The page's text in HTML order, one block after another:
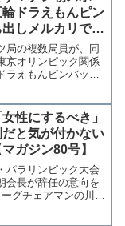
義を...
ドラえもんピン
しメルカリで高
ブ事件に続く不
局の複数局員が、同
京オリンピック関係
えもんピンバッジ
ている。「回収を
ポーツ...
性にするべき」
と気が付かない
ガジン80号】
パラリンピック大会
会長が辞任の意向を
グチェアマンの川渕